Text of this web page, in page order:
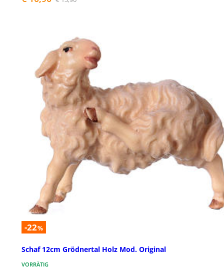
-22%
Schaf 12cm Grödnertal Holz Mod. Original
VORRÄTIG